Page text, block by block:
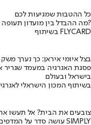
כל ההטבות שמגיעות לכם
מה ההבדל בין מועדון תעופה וכרטיס אשראי?
בשיתוף FLYCARD
בצל איומי איראן: כך נערך
פסגת האנרגיה במעמד שגריר
בישראל ובעולם
בשיתוף המכון הישראלי
צובעים את הבית? אל תעשו
מומחה BG BOND עושה סדר על המדפים ומציג את מותג הצבע SIMPLY